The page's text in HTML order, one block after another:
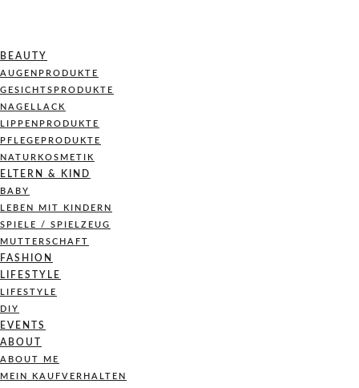
BEAUTY
AUGENPRODUKTE
GESICHTSPRODUKTE
NAGELLACK
LIPPENPRODUKTE
PFLEGEPRODUKTE
NATURKOSMETIK
ELTERN & KIND
BABY
LEBEN MIT KINDERN
SPIELE / SPIELZEUG
MUTTERSCHAFT
FASHION
LIFESTYLE
LIFESTYLE
DIY
EVENTS
ABOUT
ABOUT ME
MEIN KAUFVERHALTEN